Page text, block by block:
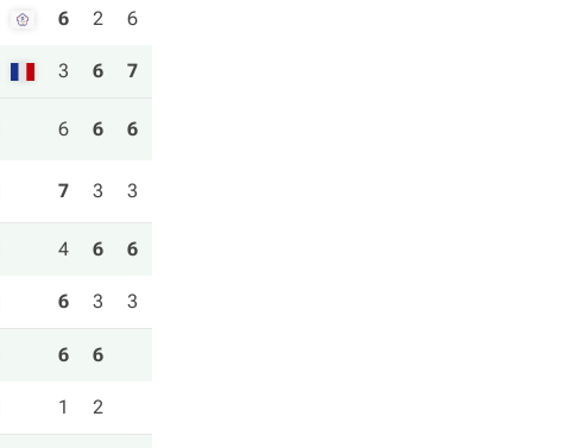
6 2 6
3 6 7
6 6 6
7 3 3
4 6 6
6 3 3
6 6
1 2